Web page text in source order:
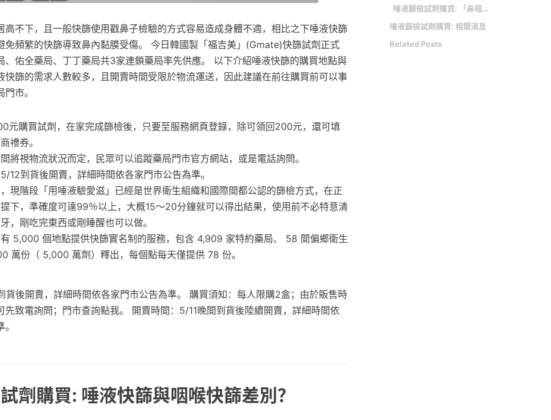
高不下，且一般快篩使用戳鼻子檢驗的方式容易造成身體不適，相比之下唾液快篩
免頻繁的快篩導致鼻內黏膜受傷。 今日韓國製「福吉美」(Gmate)快篩試劑正式
、佑全藥局、丁丁藥局共3家連鎖藥局率先供應。 以下介紹唾液快篩的購買地點與
快篩的需求人數較多，且開賣時間受限於物流運送，因此建議在前往購買前可以事
市。
元購買試劑，在家完成篩檢後，只要至服務網頁登錄，除可領回200元，還可填
禮券。
將視物流狀況而定，民眾可以追蹤藥局門市官方網站，或是電話詢問。
12到貨後開賣，詳細時間依各家門市公告為準。
現階段「用唾液驗愛滋」已經是世界衛生組織和國際間都公認的篩檢方式，在正
下，準確度可達99％以上，大概15～20分鐘就可以得出結果，使用前不必特意清
，剛吃完東西或剛睡醒也可以做。
5,000 個地點提供快篩實名制的服務，包含 4,909 家特約藥局、 58 間偏鄉衛生
萬份（ 5,000 萬劑）釋出，每個點每天僅提供 78 份。
貨後開賣，詳細時間依各家門市公告為準。 購買須知：每人限購2盒；由於販售時
先致電詢問；門市查詢點我。 開賣時間：5/11晚間到貨後陸續開賣，詳細時間依
劑購買: 唾液快篩與咽喉快篩差別？
唾液篩檢試劑購買: 「鼻咽」與「唾液」快篩差異
唾液篩檢試劑購買: 相關消息
Related Posts